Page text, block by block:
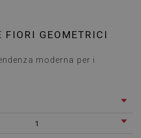
GEOMETRICI
moderna per i
1